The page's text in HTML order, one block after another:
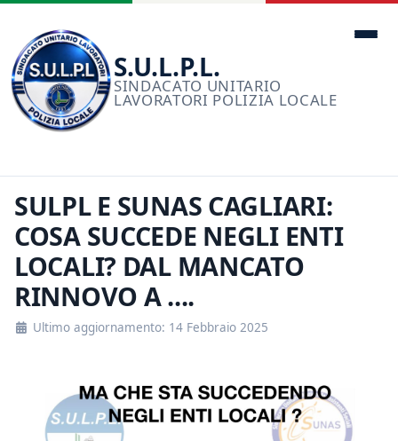
S.U.L.P.L.
SINDACATO UNITARIO
LAVORATORI POLIZIA LOCALE
SULPL E SUNAS CAGLIARI:
COSA SUCCEDE NEGLI ENTI
LOCALI? DAL MANCATO
RINNOVO A ....
Ultimo aggiornamento: 14 Febbraio 2025